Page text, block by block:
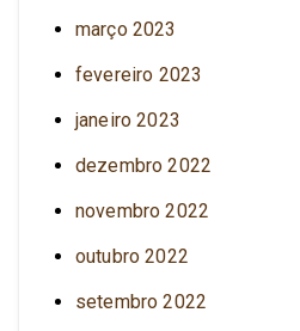
março 2023
fevereiro 2023
janeiro 2023
dezembro 2022
novembro 2022
outubro 2022
setembro 2022